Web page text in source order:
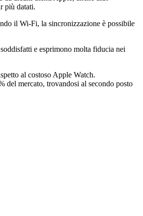
più datati.
il Wi-Fi, la sincronizzazione è possibile
e esprimono molta fiducia nei
al costoso Apple Watch.
del mercato, trovandosi al secondo posto